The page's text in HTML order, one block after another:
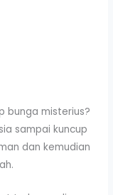
bunga misterius?
sampai kuncup
dan kemudian